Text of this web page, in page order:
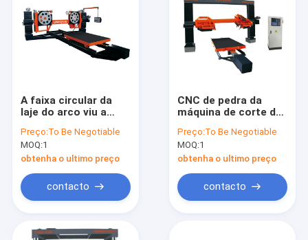
A faixa circular da
laje do arco viu a
1300mm da pedra da
laje
Preço:To Be Negotiable
MOQ:1
obtenha o ultimo preço
contacto
CNC de pedra da
máquina de corte da
1300mm 1500mm
Preço:To Be Negotiable
MOQ:1
obtenha o ultimo preço
contacto